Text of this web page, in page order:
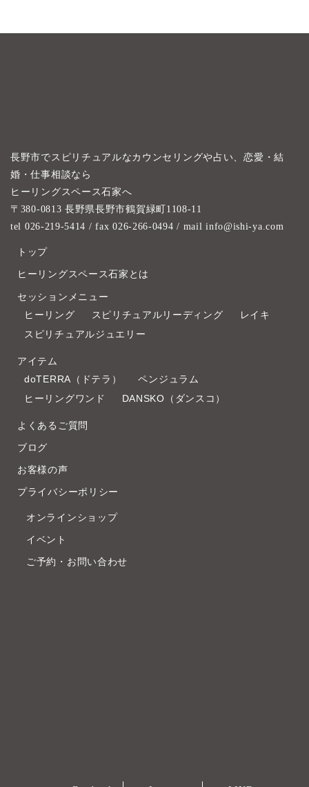
長野市でスピリチュアルなカウンセリングや占い、恋愛・結
婚・仕事相談なら
ヒーリングスペース石家へ
〒380-0813 長野県長野市鶴賀緑町1108-11
tel 026-219-5414 / fax 026-266-0494 / mail info@ishi-ya.com
トップ
ヒーリングスペース石家とは
セッションメニュー
ヒーリング
スピリチュアルリーディング
レイキ
スピリチュアルジュエリー
アイテム
doTERRA（ドテラ）
ペンジュラム
ヒーリングワンド
DANSKO（ダンスコ）
よくあるご質問
ブログ
お客様の声
プライバシーポリシー
オンラインショップ
イベント
ご予約・お問い合わせ